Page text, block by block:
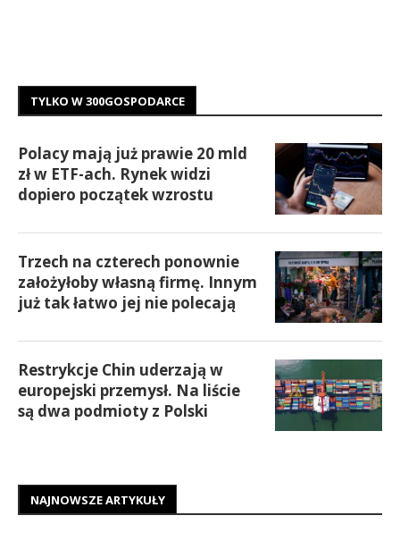
TYLKO W 300GOSPODARCE
Polacy mają już prawie 20 mld
zł w ETF-ach. Rynek widzi
dopiero początek wzrostu
Trzech na czterech ponownie
założyłoby własną firmę. Innym
już tak łatwo jej nie polecają
Restrykcje Chin uderzają w
europejski przemysł. Na liście
są dwa podmioty z Polski
NAJNOWSZE ARTYKUŁY